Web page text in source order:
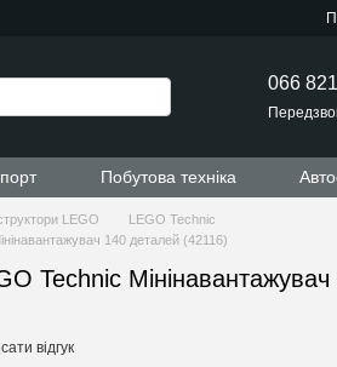
066
Побутова техніка
LEGO
LEGO Technic
140 деталей (42116)
Technic
відгук